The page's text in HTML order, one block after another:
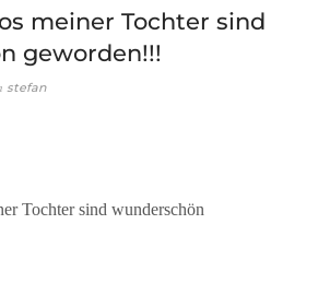
meiner Tochter sind
geworden!!!
stefan
Tochter sind wunderschön